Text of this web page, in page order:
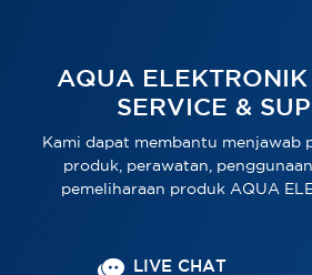
AQUA ELEKTRONIK
SERVICE &
Kami dapat membantu menjawab
produk, perawatan,
pemeliharaan produk AQUA
LIVE CHAT